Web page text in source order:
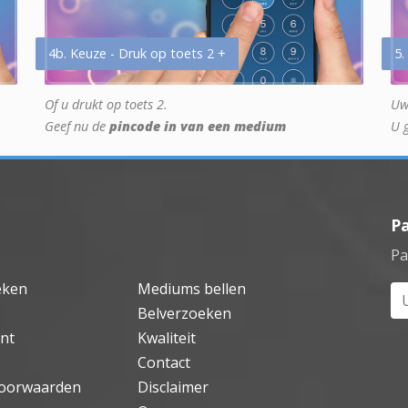
4b. Keuze - Druk op toets 2 +
Of u drukt op toets 2.
Geef nu de pincode in van een medium
U
Mediums bellen
Belverzoeken
Kwaliteit
Contact
Disclaimer